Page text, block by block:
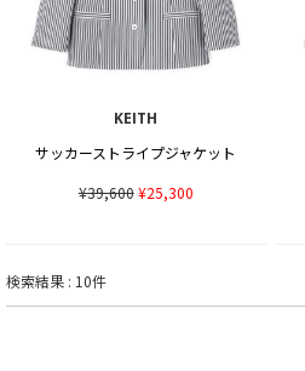
KEITH
サッカーストライプジャケット
¥39,600¥25,300
検索結果 : 10件